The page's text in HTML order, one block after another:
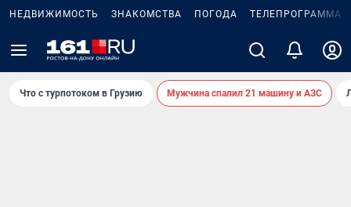
НЕДВИЖИМОСТЬ ЗНАКОМСТВА ПОГОДА ТЕЛЕПРОГРАММА
Что с турпотоком в Грузию Мужчина спалил 21 машину и АЗС